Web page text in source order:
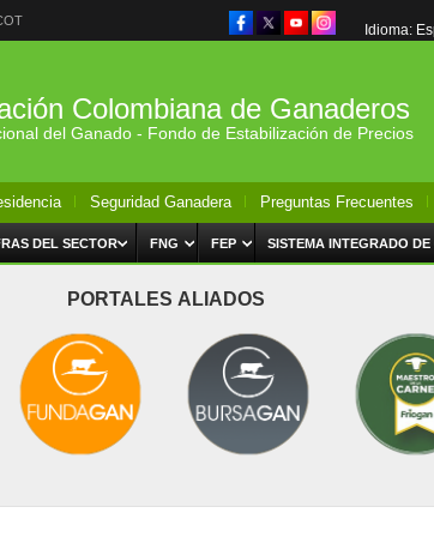
Idioma:
Colombiana de Ganaderos
del Ganado - Fondo de Estabilización de Precios
Seguridad Ganadera Preguntas Frecuentes
DEL SECTOR FNG FEP SISTEMA INTEGRADO DE
PORTALES ALIADOS